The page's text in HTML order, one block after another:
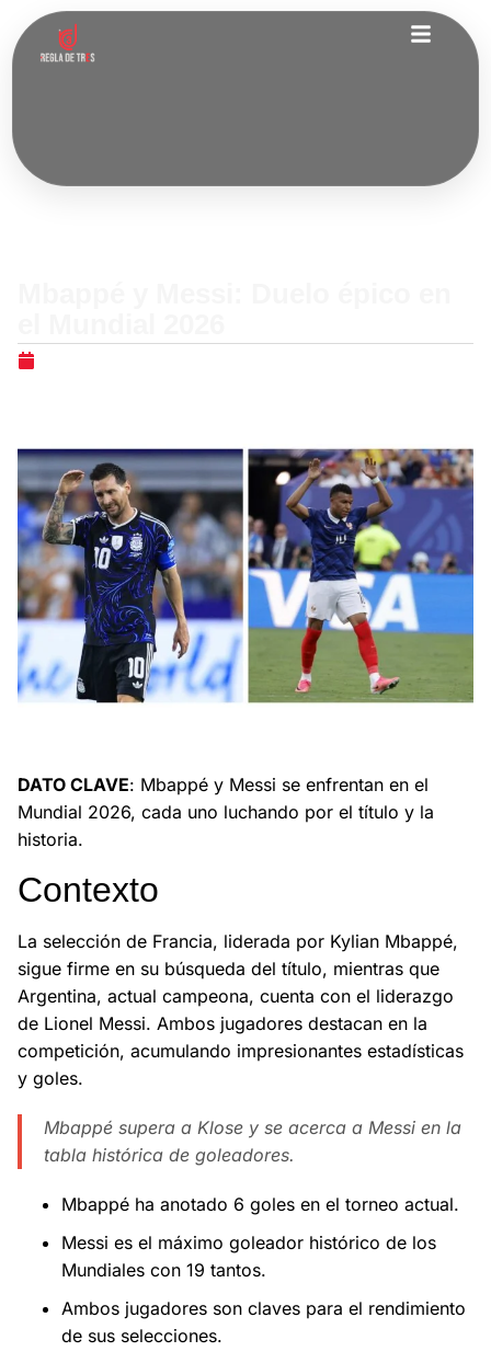
DATO CLAVE: Mbappé y Messi se enfrentan en el
Mundial 2026, cada uno luchando por el título y la
historia.
Contexto
La selección de Francia, liderada por Kylian Mbappé,
sigue firme en su búsqueda del título, mientras que
Argentina, actual campeona, cuenta con el liderazgo
de Lionel Messi. Ambos jugadores destacan en la
competición, acumulando impresionantes estadísticas
y goles.
Mbappé supera a Klose y se acerca a Messi en la
tabla histórica de goleadores.
Mbappé ha anotado 6 goles en el torneo actual.
Messi es el máximo goleador histórico de los
Mundiales con 19 tantos.
Ambos jugadores son claves para el rendimiento
de sus selecciones.